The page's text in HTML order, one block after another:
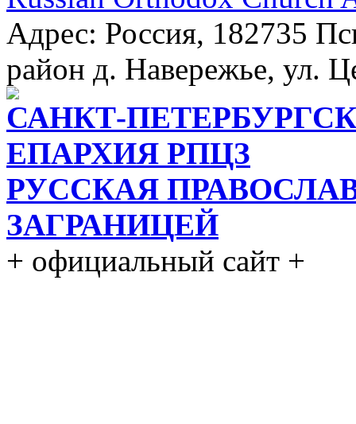
Адрес: Россия, 182735
район д. Навережье, ул.
САНКТ-
ЕПАРХИЯ РПЦЗ
РУССКАЯ
ЗАГРАНИЦЕЙ
+ официальный сайт +